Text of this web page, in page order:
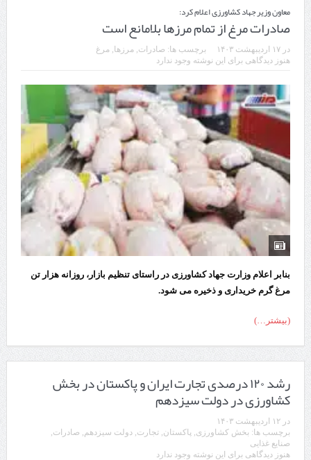
معاون وزیر جهاد کشاورزی اعلام کرد:
صادرات مرغ از تمام مرزها بلامانع است
در ۱۷ اردیبهشت ۱۴۰۳ برچسب ها: صادرات مرزها مرغ
هنوز دیدگاهی برای این نوشته وجود ندارد
بنابر اعلام وزارت جهاد کشاورزی در راستای تنظیم بازار، روزانه هزار تن
مرغ گرم خریداری و ذخیره می‌ شود.
(بیشتر…)
رشد ۱۲۰ درصدی تجارت ایران و پاکستان در بخش
کشاورزی در دولت سیزدهم
در ۱۲ اردیبهشت ۱۴۰۳
برچسب ها: بخش کشاورزی پاکستان تجارت دولت سیزدهم صادرات
صنایع غذایی
هنوز دیدگاهی برای این نوشته وجود ندارد